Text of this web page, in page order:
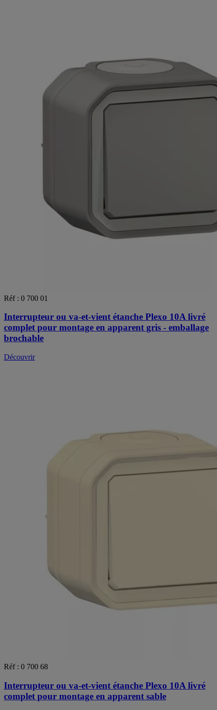
Réf : 0 700 01
Interrupteur ou va-et-vient étanche Plexo 10A livré
complet pour montage en apparent gris - emballage
brochable
Découvrir
Réf : 0 700 68
Interrupteur ou va-et-vient étanche Plexo 10A livré
complet pour montage en apparent sable